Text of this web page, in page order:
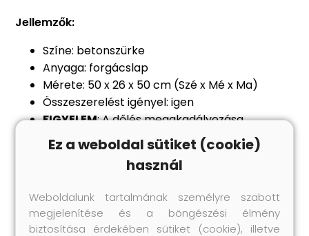
Jellemzők:
Színe: betonszürke
Anyaga: forgácslap
Mérete: 50 x 26 x 50 cm (Szé x Mé x Ma)
Összeszerelést igényel: igen
FIGYELEM: A dőlés megakadályozása
érdekében a mellékelt tartóelem
segítségével rögzíteni kell a falhoz
Legal Documents:
Itttovábbi részleteket találhat arról; hogyan
akadályozza meg a bútorok felborulását
Ez a weboldal sütiket (cookie)
használ
Weboldalunk tartalmának személyre szabott
megjelenítése és a böngészési élmény
biztosítása érdekében sütiket (cookie), illetve